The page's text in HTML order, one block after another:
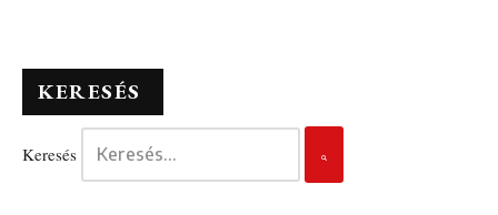
KERESÉS
Keresés